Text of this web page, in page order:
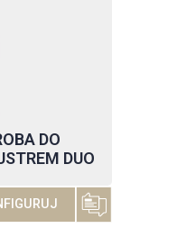
DO
DUO